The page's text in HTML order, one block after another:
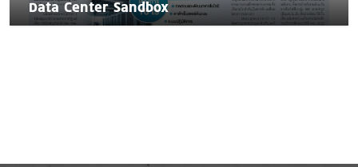
Data Center Sandbox